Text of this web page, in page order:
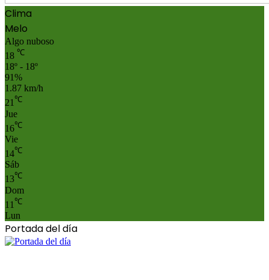
Clima
Melo
Algo nuboso
18 ℃
18º - 18º
91%
1.87 km/h
21℃
Jue
16℃
Vie
14℃
Sáb
13℃
Dom
11 ℃
Lun
Portada del día